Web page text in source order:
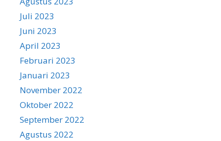
Juli 2023
Juni 2023
April 2023
Februari 2023
Januari 2023
November 2022
Oktober 2022
September 2022
Agustus 2022